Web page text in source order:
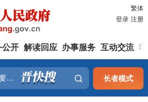
繁体
登录 注册
公开 解读回应 办事服务 互动交流
长者模式